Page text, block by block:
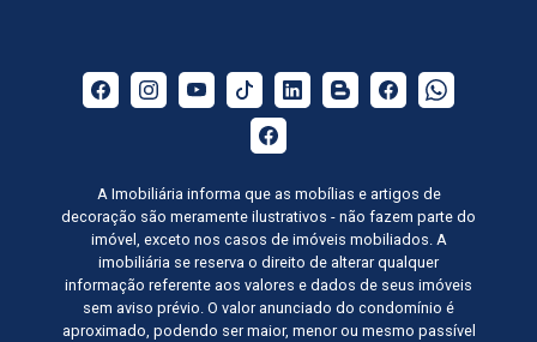
A Imobiliária informa que as mobílias e artigos de
decoração são meramente ilustrativos - não fazem parte do
imóvel, exceto nos casos de imóveis mobiliados. A
imobiliária se reserva o direito de alterar qualquer
informação referente aos valores e dados de seus imóveis
sem aviso prévio. O valor anunciado do condomínio é
aproximado, podendo ser maior, menor ou mesmo passível